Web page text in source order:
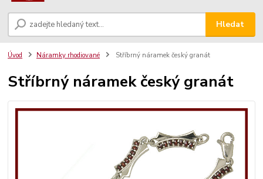
Hledat
Úvod Náramky rhodiované Stříbrný náramek český granát
Stříbrný náramek český granát